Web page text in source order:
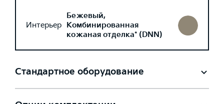
Интерьер
Бежевый,
Комбинированная
кожаная отделка* (DNN)
Стандартное оборудование